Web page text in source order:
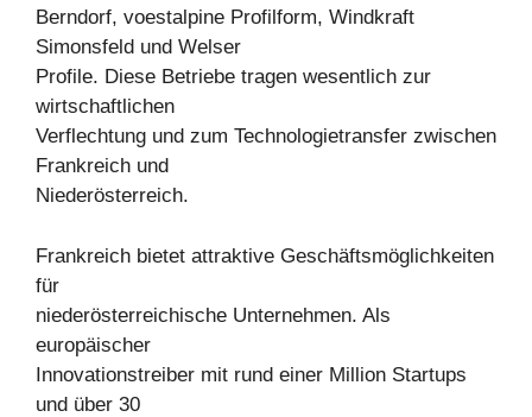
Berndorf, voestalpine Profilform, Windkraft
Simonsfeld und Welser
Profile. Diese Betriebe tragen wesentlich zur
wirtschaftlichen
Verflechtung und zum Technologietransfer zwischen
Frankreich und
Niederösterreich.
Frankreich bietet attraktive Geschäftsmöglichkeiten
für
niederösterreichische Unternehmen. Als
europäischer
Innovationstreiber mit rund einer Million Startups
und über 30